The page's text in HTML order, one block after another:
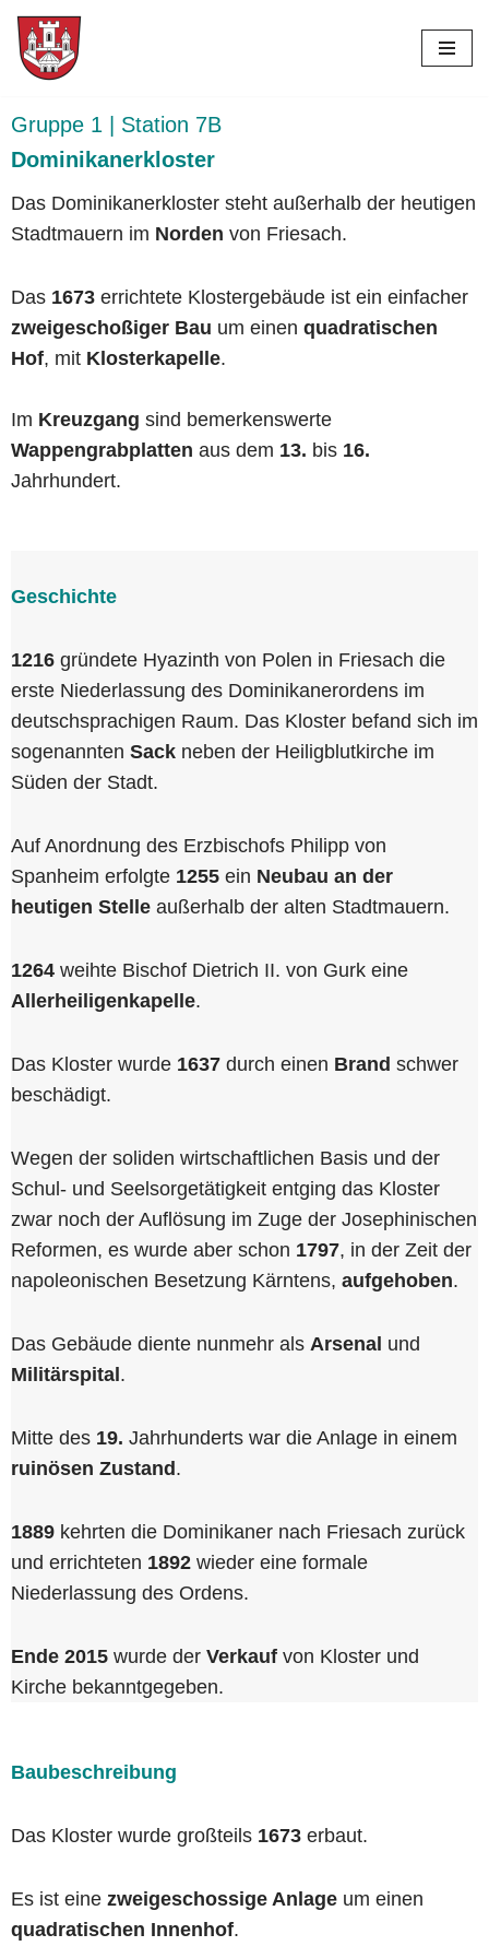
Skip
Gruppe 1 | Station 7B
Dominikanerkloster
Das Dominikanerkloster steht außerhalb der heutigen
Stadtmauern im Norden von Friesach.
Das 1673 errichtete Klostergebäude ist ein einfacher
zweigeschoßiger Bau um einen quadratischen
Hof, mit Klosterkapelle.
Im Kreuzgang sind bemerkenswerte
Wappengrabplatten aus dem 13. bis 16.
Jahrhundert.
Geschichte
1216 gründete Hyazinth von Polen in Friesach die
erste Niederlassung des Dominikanerordens im
deutschsprachigen Raum. Das Kloster befand sich im
sogenannten Sack neben der Heiligblutkirche im
Süden der Stadt.
Auf Anordnung des Erzbischofs Philipp von
Spanheim erfolgte 1255 ein Neubau an der
heutigen Stelle außerhalb der alten Stadtmauern.
1264 weihte Bischof Dietrich II. von Gurk eine
Allerheiligenkapelle.
Das Kloster wurde 1637 durch einen Brand schwer
beschädigt.
Wegen der soliden wirtschaftlichen Basis und der
Schul- und Seelsorgetätigkeit entging das Kloster
zwar noch der Auflösung im Zuge der Josephinischen
Reformen, es wurde aber schon 1797, in der Zeit der
napoleonischen Besetzung Kärntens, aufgehoben.
Das Gebäude diente nunmehr als Arsenal und
Militärspital .
Mitte des 19. Jahrhunderts war die Anlage in einem
ruinösen Zustand .
1889 kehrten die Dominikaner nach Friesach zurück
und errichteten 1892 wieder eine formale
Niederlassung des Ordens.
Ende 2015 wurde der Verkauf von Kloster und
Kirche bekanntgegeben.
Baubeschreibung
Das Kloster wurde großteils 1673 erbaut.
Es ist eine zweigeschossige Anlage um einen
quadratischen Innenhof.